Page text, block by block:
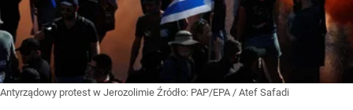
Antyrządowy protest w Jerozolimie Źródło: PAP/EPA / Atef Safadi